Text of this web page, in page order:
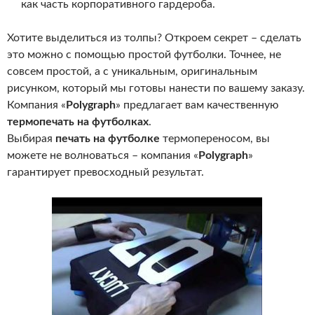
как часть корпоративного гардероба.
Хотите выделиться из толпы? Откроем секрет – сделать
это можно с помощью простой футболки. Точнее, не
совсем простой, а с уникальным, оригинальным
рисунком, который мы готовы нанести по вашему заказу.
Компания « Polygraph» предлагает вам качественную
термопечать на футболках.
Выбирая печать на футболке термопереносом, вы
можете не волноваться – компания « Polygraph»
гарантирует превосходный результат.